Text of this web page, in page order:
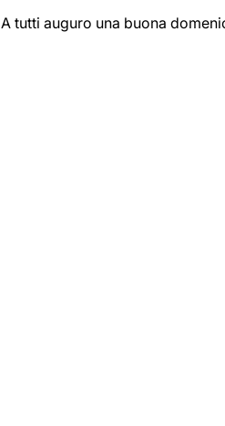
A tutti auguro una buona